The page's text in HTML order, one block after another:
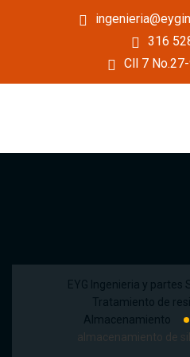
316
Cll 7
EYG Ingenieria y partes
Tratamiento de
Almacenamiento
almacenamiento de